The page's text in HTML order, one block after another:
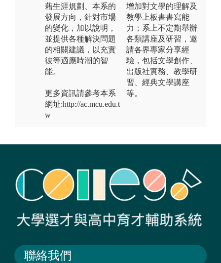
藉生涯規劃、本系的
發展方向，針對市場
的變化，加以說明，
並提供各種解決問題
的相關建議，以充實
彼等適應時潮的智
能。
更多資訊請參考本系
網址:http://ac.mcu.edu.t
w
增加對文學的理解及
教學上板書書寫能
力；系上不定期舉辦
各類講座及研習，邀
請各界專家分享經
驗，包括文學創作、
出版社實務、教學研
習、經典文學講座
等。
聯絡我們